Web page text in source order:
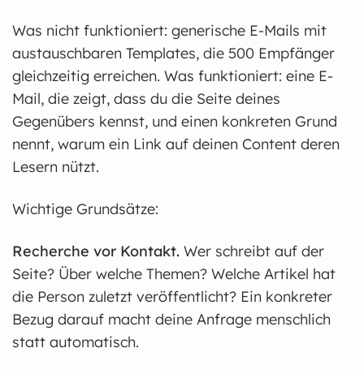
Was nicht funktioniert: generische E-Mails mit
austauschbaren Templates, die 500 Empfänger
gleichzeitig erreichen. Was funktioniert: eine E-
Mail, die zeigt, dass du die Seite deines
Gegenübers kennst, und einen konkreten Grund
nennt, warum ein Link auf deinen Content deren
Lesern nützt.
Wichtige Grundsätze:
Recherche vor Kontakt. Wer schreibt auf der
Seite? Über welche Themen? Welche Artikel hat
die Person zuletzt veröffentlicht? Ein konkreter
Bezug darauf macht deine Anfrage menschlich
statt automatisch.